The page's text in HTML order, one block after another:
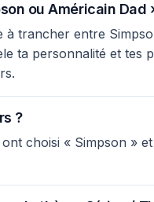
ou Américain Dad
à trancher entre
ta personnalité et tes
?
choisi « Simpson »